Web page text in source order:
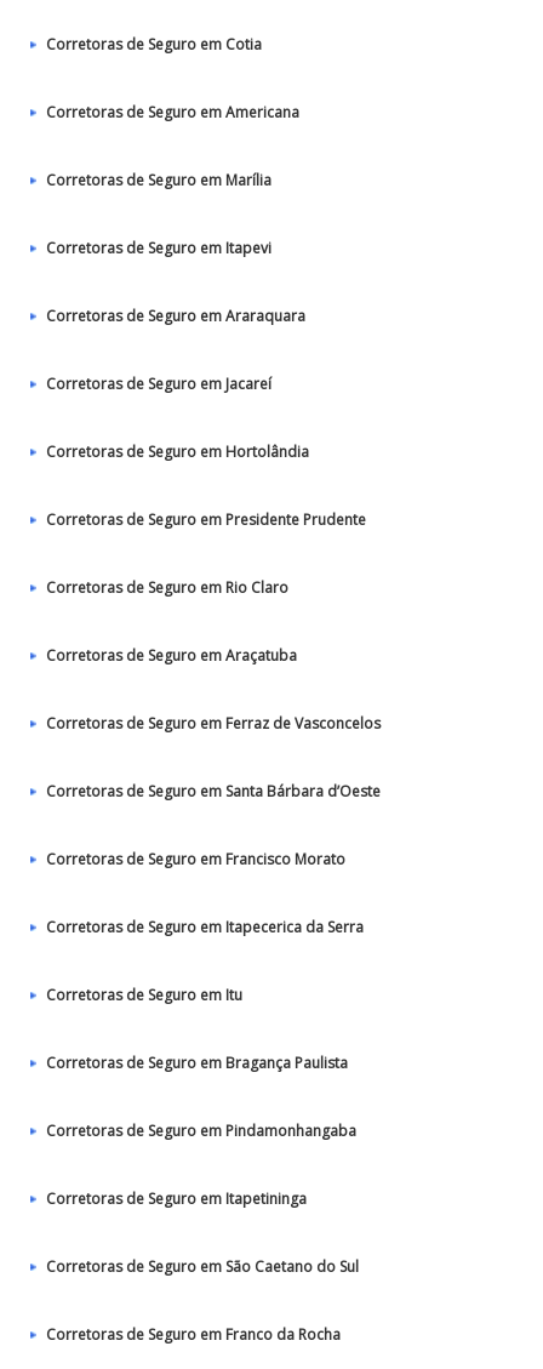
Corretoras de Seguro em Cotia
Corretoras de Seguro em Americana
Corretoras de Seguro em Marília
Corretoras de Seguro em Itapevi
Corretoras de Seguro em Araraquara
Corretoras de Seguro em Jacareí
Corretoras de Seguro em Hortolândia
Corretoras de Seguro em Presidente Prudente
Corretoras de Seguro em Rio Claro
Corretoras de Seguro em Araçatuba
Corretoras de Seguro em Ferraz de Vasconcelos
Corretoras de Seguro em Santa Bárbara d’Oeste
Corretoras de Seguro em Francisco Morato
Corretoras de Seguro em Itapecerica da Serra
Corretoras de Seguro em Itu
Corretoras de Seguro em Bragança Paulista
Corretoras de Seguro em Pindamonhangaba
Corretoras de Seguro em Itapetininga
Corretoras de Seguro em São Caetano do Sul
Corretoras de Seguro em Franco da Rocha